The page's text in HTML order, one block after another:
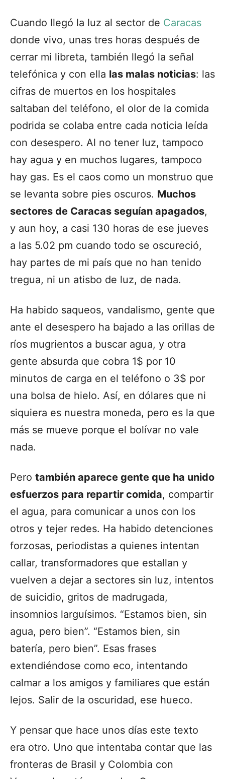
Cuando llegó la luz al sector de Caracas
donde vivo, unas tres horas después de
cerrar mi libreta, también llegó la señal
telefónica y con ella las malas noticias: las
cifras de muertos en los hospitales
saltaban del teléfono, el olor de la comida
podrida se colaba entre cada noticia leída
con desespero. Al no tener luz, tampoco
hay agua y en muchos lugares, tampoco
hay gas. Es el caos como un monstruo que
se levanta sobre pies oscuros. Muchos
sectores de Caracas seguían apagados,
y aun hoy, a casi 130 horas de ese jueves
a las 5.02 pm cuando todo se oscureció,
hay partes de mi país que no han tenido
tregua, ni un atisbo de luz, de nada.
Ha habido saqueos, vandalismo, gente que
ante el desespero ha bajado a las orillas de
ríos mugrientos a buscar agua, y otra
gente absurda que cobra 1$ por 10
minutos de carga en el teléfono o 3$ por
una bolsa de hielo. Así, en dólares que ni
siquiera es nuestra moneda, pero es la que
más se mueve porque el bolívar no vale
nada.
Pero también aparece gente que ha unido
esfuerzos para repartir comida, compartir
el agua, para comunicar a unos con los
otros y tejer redes. Ha habido detenciones
forzosas, periodistas a quienes intentan
callar, transformadores que estallan y
vuelven a dejar a sectores sin luz, intentos
de suicidio, gritos de madrugada,
insomnios larguísimos. “Estamos bien, sin
agua, pero bien”. “Estamos bien, sin
batería, pero bien”. Esas frases
extendiéndose como eco, intentando
calmar a los amigos y familiares que están
lejos. Salir de la oscuridad, ese hueco.
Y pensar que hace unos días este texto
era otro. Uno que intentaba contar que las
fronteras de Brasil y Colombia con